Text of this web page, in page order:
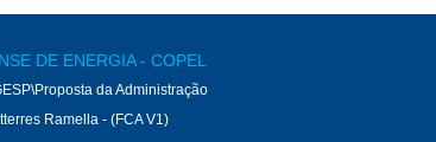
DE ENERGIA - COPEL
da Administração
Ramella - (FCA V1)